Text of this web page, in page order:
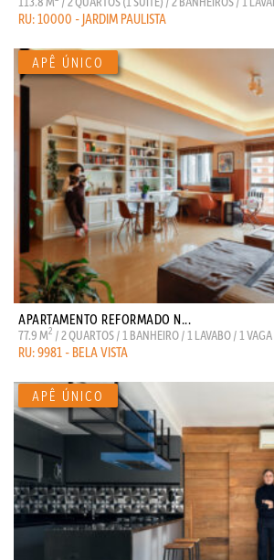
RU: 10000 - JARDIM PAULISTA
APARTAMENTO REFORMADO N...
77.9 M2 / 2 QUARTOS / 1 BANHEIRO / 1 LAVABO / 1 VAGA
RU: 9981 - BELA VISTA